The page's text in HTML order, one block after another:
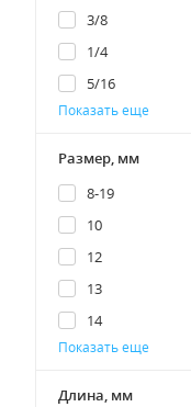
3/8
1/4
5/16
1/2 +3/8
Показать еще
Размер, мм
8-19
10
12
13
14
15
Показать еще
Длина, мм